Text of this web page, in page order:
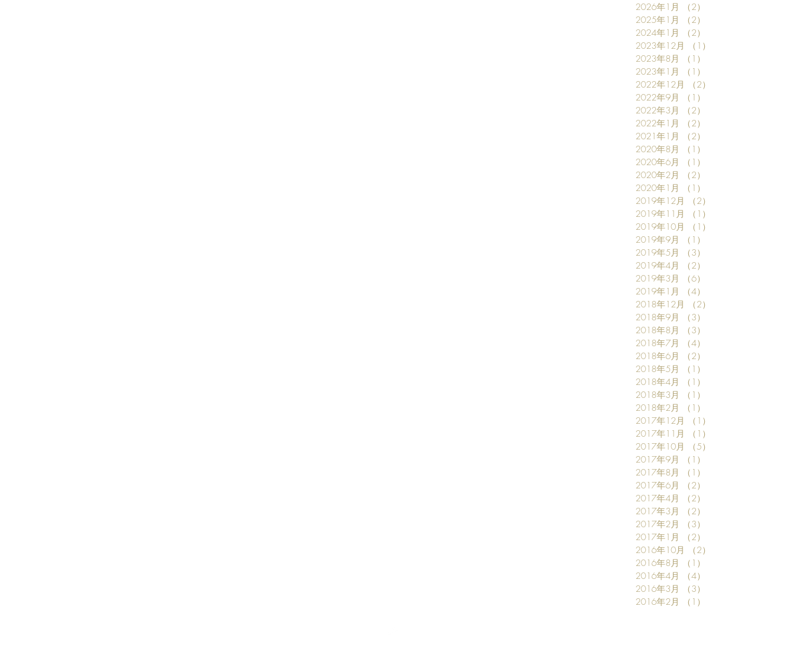
2026年1月 （2）
2025年1月
（2）
2024年1月
（2）
2023年12月
（1）
2023年8月
（1）
2023年1月
（1）
2022年12月
（2）
2022年9月
（1）
2022年3月
（2）
2022年1月
（2）
2021年1月
（2）
2020年8月
（1）
2020年6月
（1）
2020年2月
（2）
2020年1月
（1）
2019年12月
（2）
2019年11月
（1）
2019年10月
（1）
2019年9月
（1）
2019年5月
（3）
2019年4月
（2）
2019年3月
（6）
2019年1月
（4）
2018年12月
（2）
2018年9月
（3）
2018年8月
（3）
2018年7月
（4）
2018年6月
（2）
2018年5月
（1）
2018年4月
（1）
2018年3月
（1）
2018年2月
（1）
2017年12月
（1）
2017年11月
（1）
2017年10月
（5）
2017年9月
（1）
2017年8月
（1）
2017年6月
（2）
2017年4月
（2）
2017年3月
（2）
2017年2月
（3）
2017年1月
（2）
2016年10月
（2）
2016年8月
（1）
2016年4月
（4）
2016年3月
（3）
2016年2月
（1）